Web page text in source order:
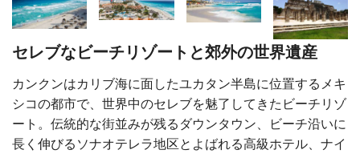
セレブなビーチリゾートと郊外の世界遺産
カンクンはカリブ海に面したユカタン半島に位置するメキ
シコの都市で、世界中のセレブを魅了してきたビーチリゾ
ート。伝統的な街並みが残るダウンタウン、ビーチ沿いに
長く伸びるソナオテレラ地区とよばれる高級ホテル、ナイ